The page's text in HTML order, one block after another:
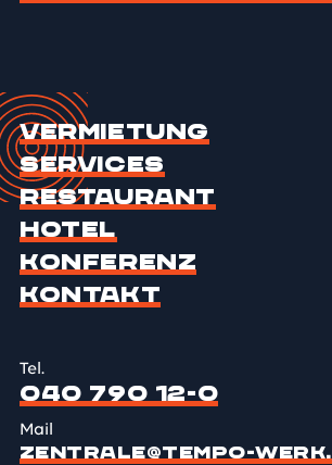
Vermietung
Services
Restaurant
Hotel
Konferenz
Kontakt
Tel.
040 790 12-0
Mail
ZENTRALE@TEMPO-